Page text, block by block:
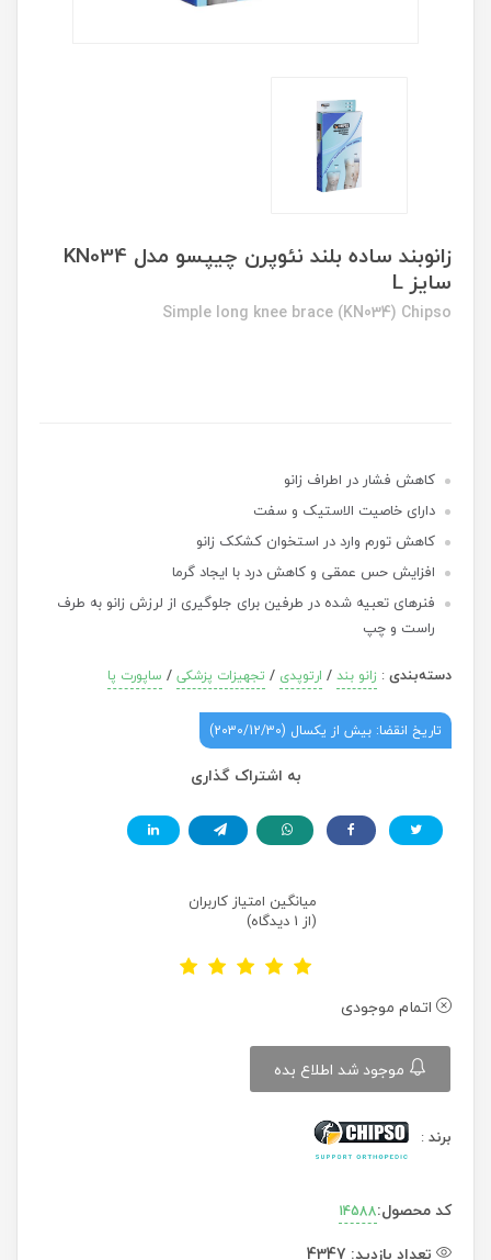
زانوبند ساده بلند نئوپرن چیپسو مدل KN034
سایز L
Simple long knee brace (KN034) Chipso
کاهش فشار در اطراف زانو
دارای خاصیت الاستیک و سفت
کاهش تورم وارد در استخوان کشکک زانو
افزایش حس عمقی و کاهش درد با ایجاد گرما
فنرهای تعبیه شده در طرفین برای جلوگیری از لرزش زانو به طرف
راست و چپ
دسته‌بندی: زانو بند/ ارتوپدی / تجهیزات پزشکی/ ساپورت پا
تاریخ انقضا: بیش از یکسال (2030/12/30)
به اشتراک گذاری
میانگین امتیاز کاربران
(از 1 دیدگاه)
اتمام موجودی
موجود شد اطلاع بده
برند:
کد محصول:14588
تعداد بازدید: 4347